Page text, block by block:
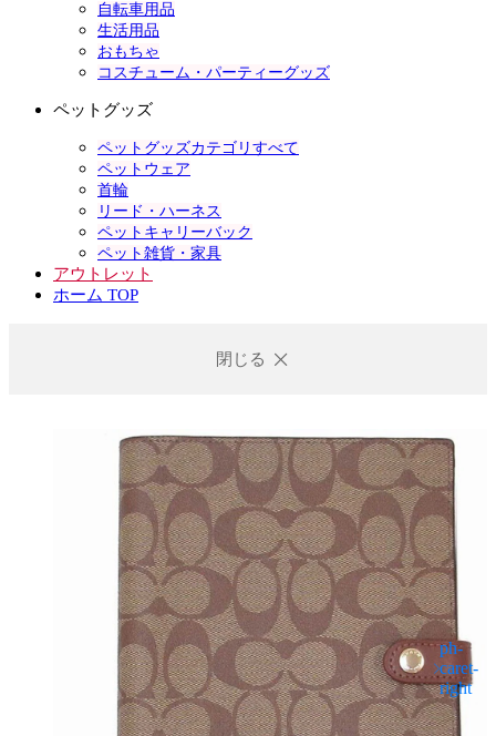
自転車用品
生活用品
おもちゃ
コスチューム・パーティーグッズ
ペットグッズ
ペットグッズカテゴリすべて
ペットウェア
首輪
リード・ハーネス
ペットキャリーバック
ペット雑貨・家具
アウトレット
ホーム TOP
閉じる